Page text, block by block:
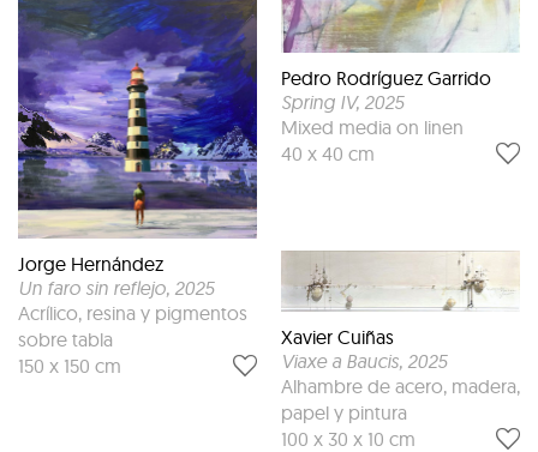
Jorge Hernández
Un faro sin reflejo, 2025
Acrílico, resina y pigmentos
sobre tabla
150 x 150 cm
Pedro Rodríguez Garrido
Spring IV, 2025
Mixed media on linen
40 x 40 cm
Xavier Cuiñas
Viaxe a Baucis, 2025
Alhambre de acero, madera,
papel y pintura
100 x 30 x 10 cm